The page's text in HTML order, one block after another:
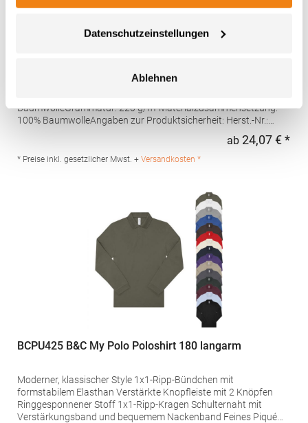
Datenschutzeinstellungen
Ablehnen
Hochwertig verarbeitete Knopfleiste mit drei Knöpfen Ton-in-Ton
BaumwolleGrammatur: 220 g/m²Materialzusammensetzung:
100% BaumwolleAngaben zur Produktsicherheit: Herst.-Nr.:
40472 Düsseldorf Deutschland E-Mail: info@promodoro.de
ab 24,07 € *
* Preise inkl. gesetzlicher Mwst. + Versandkosten *
BCPU425 B&C My Polo Poloshirt 180 langarm
Moderner, klassischer Style 1x1-Ripp-Bündchen mit
formstabilem Elasthan Verstärkte Knopfleiste mit 2 Knöpfen
Ringgesponnener Stoff 1x1-Ripp-Kragen Schulternaht mit
Verstärkungsband und bequemem Nackenband Feines Piqué